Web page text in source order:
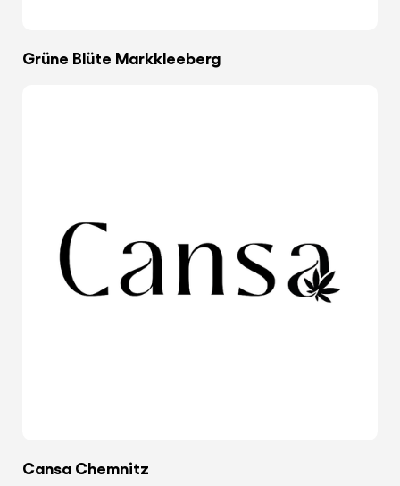
Grüne Blüte Markkleeberg
Cansa Chemnitz